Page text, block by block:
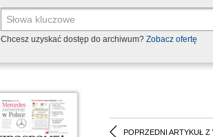
Chcesz uzyskać dostęp do archiwum? Zobacz ofertę
POPRZEDNI ARTYKUŁ Z